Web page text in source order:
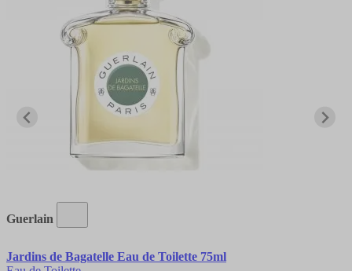
Guerlain
Jardins de Bagatelle Eau de Toilette 75ml